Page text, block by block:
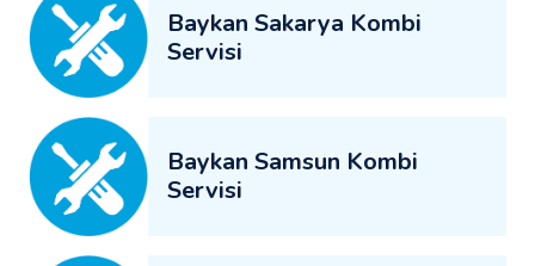
Baykan Sakarya Kombi
Servisi
Baykan Samsun Kombi
Servisi